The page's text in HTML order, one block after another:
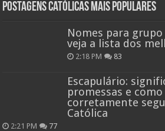
Postagens católicas mais Populares
Nomes para
veja a lista dos
2:18 PM 83
Escapulário:
promessas e
corretamente
Católica
2:21 PM 77